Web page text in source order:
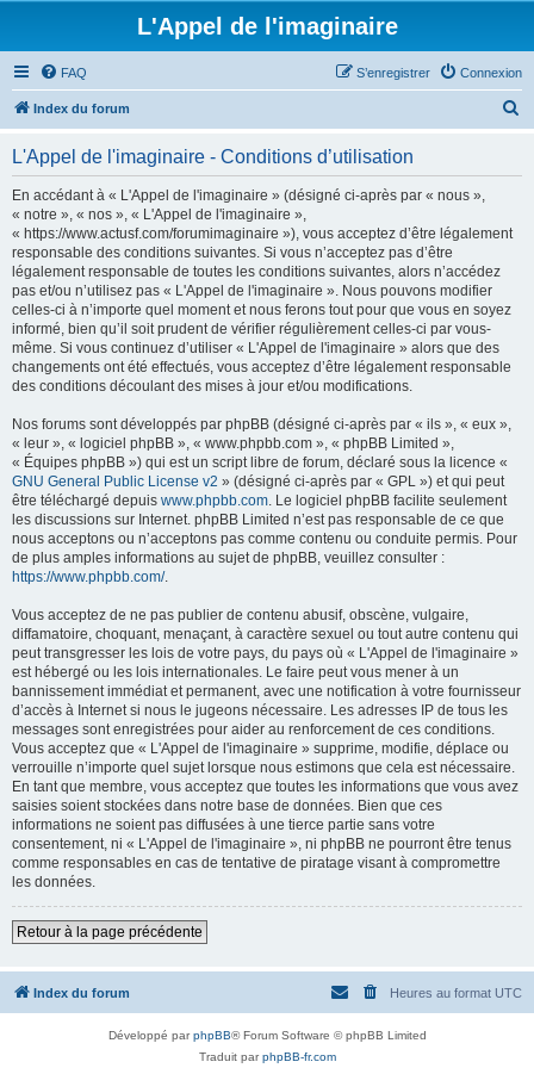
L'Appel de l'imaginaire
FAQ Connexion
S’enregistrer
Index du forum
L'Appel de l'imaginaire - Conditions d’utilisation
En accédant à « L'Appel de l'imaginaire » (désigné ci-après par « nous »,
« notre », « nos », « L'Appel de l'imaginaire »,
« https://www.actusf.com/forumimaginaire »), vous acceptez d’être légalement
responsable des conditions suivantes. Si vous n’acceptez pas d’être
légalement responsable de toutes les conditions suivantes, alors n’accédez
pas et/ou n’utilisez pas « L'Appel de l'imaginaire ». Nous pouvons modifier
celles-ci à n’importe quel moment et nous ferons tout pour que vous en soyez
informé, bien qu’il soit prudent de vérifier régulièrement celles-ci par vous-
même. Si vous continuez d’utiliser « L'Appel de l'imaginaire » alors que des
changements ont été effectués, vous acceptez d’être légalement responsable
des conditions découlant des mises à jour et/ou modifications.
Nos forums sont développés par phpBB (désigné ci-après par « ils », « eux »,
« leur », « logiciel phpBB », « www.phpbb.com », « phpBB Limited »,
« Équipes phpBB ») qui est un script libre de forum, déclaré sous la licence «
GNU General Public License v2 » (désigné ci-après par « GPL ») et qui peut
être téléchargé depuis www.phpbb.com. Le logiciel phpBB facilite seulement
les discussions sur Internet. phpBB Limited n’est pas responsable de ce que
nous acceptons ou n’acceptons pas comme contenu ou conduite permis. Pour
de plus amples informations au sujet de phpBB, veuillez consulter :
https://www.phpbb.com/.
Vous acceptez de ne pas publier de contenu abusif, obscène, vulgaire,
diffamatoire, choquant, menaçant, à caractère sexuel ou tout autre contenu qui
peut transgresser les lois de votre pays, du pays où « L'Appel de l'imaginaire »
est hébergé ou les lois internationales. Le faire peut vous mener à un
bannissement immédiat et permanent, avec une notification à votre fournisseur
d’accès à Internet si nous le jugeons nécessaire. Les adresses IP de tous les
messages sont enregistrées pour aider au renforcement de ces conditions.
Vous acceptez que « L'Appel de l'imaginaire » supprime, modifie, déplace ou
verrouille n’importe quel sujet lorsque nous estimons que cela est nécessaire.
En tant que membre, vous acceptez que toutes les informations que vous avez
saisies soient stockées dans notre base de données. Bien que ces
informations ne soient pas diffusées à une tierce partie sans votre
consentement, ni « L'Appel de l'imaginaire », ni phpBB ne pourront être tenus
comme responsables en cas de tentative de piratage visant à compromettre
les données.
Retour à la page précédente
Index du forum Heures au format UTC
Développé parphpBB® Forum Software © phpBB Limited
Traduit parphpBB-fr.com